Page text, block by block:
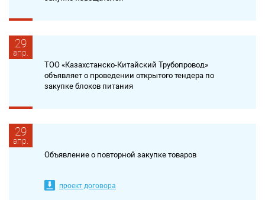
29
апр.
ТОО «Казахстанско-Китайский Трубопровод»
объявляет о проведении открытого тендера по
закупке блоков питания
29
апр.
Объявление о повторной закупке товаров
проект договора